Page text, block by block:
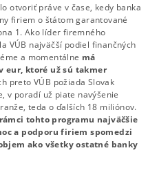
otvoriť práve v čase, kedy banka
firiem o štátom garantované
1. Ako líder firemného
VÚB najväčší podiel finančných
a momentálne má
eur, ktoré už sú takmer
preto VÚB požiada Slovak
v poradí už piate navýšenie
teda o ďalších 18 miliónov.
tohto programu najväčšie
a podporu firiem spomedzi
ako všetky ostatné banky